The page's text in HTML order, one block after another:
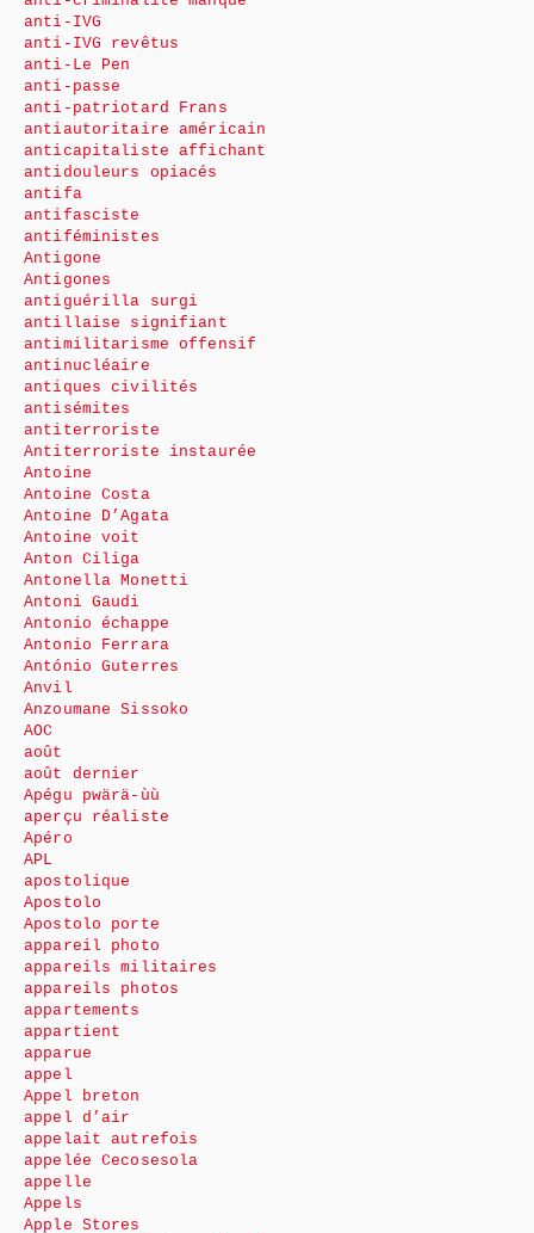
anti-IVG
anti-IVG revêtus
anti-Le Pen
anti-passe
anti-patriotard Frans
antiautoritaire américain
anticapitaliste affichant
antidouleurs opiacés
antifa
antifasciste
antiféministes
Antigone
Antigones
antiguérilla surgi
antillaise signifiant
antimilitarisme offensif
antinucléaire
antiques civilités
antisémites
antiterroriste
Antiterroriste instaurée
Antoine
Antoine Costa
Antoine D’Agata
Antoine voit
Anton Ciliga
Antonella Monetti
Antoni Gaudi
Antonio échappe
Antonio Ferrara
António Guterres
Anvil
Anzoumane Sissoko
AOC
août
août dernier
Apégu pwärä-ùù
aperçu réaliste
Apéro
APL
apostolique
Apostolo
Apostolo porte
appareil photo
appareils militaires
appareils photos
appartements
appartient
apparue
appel
Appel breton
appel d’air
appelait autrefois
appelée Cecosesola
appelle
Appels
Apple Stores